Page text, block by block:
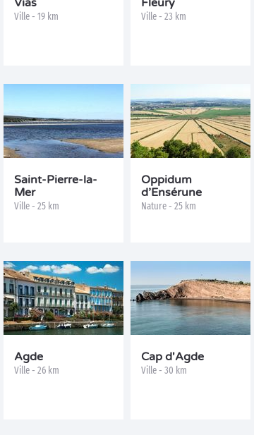
Vias
Ville - 19 km
Fleury
Ville - 23 km
Saint-Pierre-la-
Mer
Ville - 25 km
Oppidum
d’Ensérune
Nature - 25 km
Agde
Ville - 26 km
Cap d'Agde
Ville - 30 km